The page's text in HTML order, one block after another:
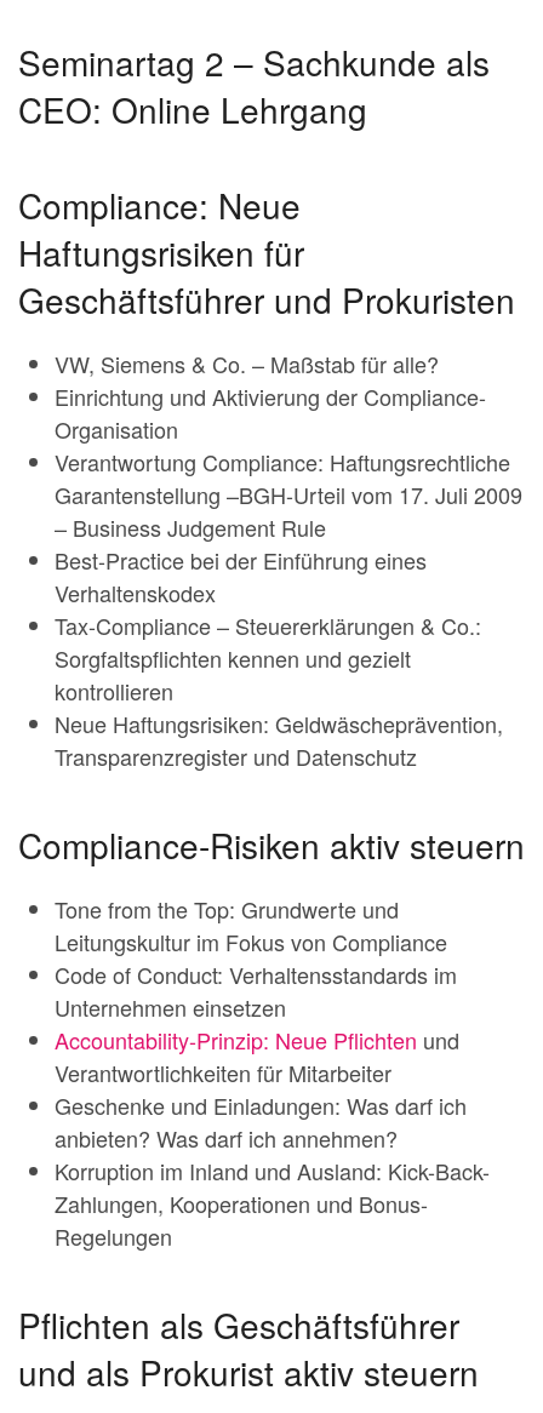
Seminartag 2 – Sachkunde als
CEO: Online Lehrgang
Compliance: Neue
Haftungsrisiken für
Geschäftsführer und Prokuristen
VW, Siemens & Co. – Maßstab für alle?
Einrichtung und Aktivierung der Compliance-
Organisation
Verantwortung Compliance: Haftungsrechtliche
Garantenstellung –BGH-Urteil vom 17. Juli 2009
– Business Judgement Rule
Best-Practice bei der Einführung eines
Verhaltenskodex
Tax-Compliance – Steuererklärungen & Co.:
Sorgfaltspflichten kennen und gezielt
kontrollieren
Neue Haftungsrisiken: Geldwäscheprävention,
Transparenzregister und Datenschutz
Compliance-Risiken aktiv steuern
Tone from the Top: Grundwerte und
Leitungskultur im Fokus von Compliance
Code of Conduct: Verhaltensstandards im
Unternehmen einsetzen
Accountability-Prinzip: Neue Pflichten und
Verantwortlichkeiten für Mitarbeiter
Geschenke und Einladungen: Was darf ich
anbieten? Was darf ich annehmen?
Korruption im Inland und Ausland: Kick-Back-
Zahlungen, Kooperationen und Bonus-
Regelungen
Pflichten als Geschäftsführer
und als Prokurist aktiv steuern